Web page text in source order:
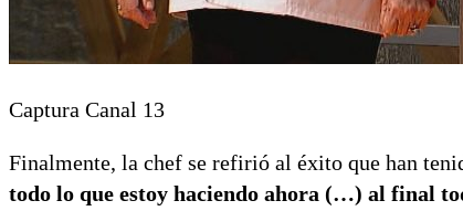
Captura Canal 13
Finalmente, la chef se refirió al éxito que han
todo lo que estoy haciendo ahora (…) al final